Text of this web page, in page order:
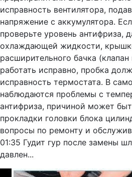
исправность вентилятора,
напряжение с аккумулятора.
проверьте уровень антифриза,
охлаждающей жидкости,
расширительного бачка
работать исправно, пробка
исправность термостата. В
наблюдаются проблемы с
антифриза, причиной может
прокладки головки блока
вопросы по ремонту и
01:35 Гудит гур после замены
давлен...